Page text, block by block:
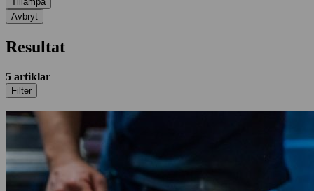
Avbryt
Resultat
5 artiklar
Filter